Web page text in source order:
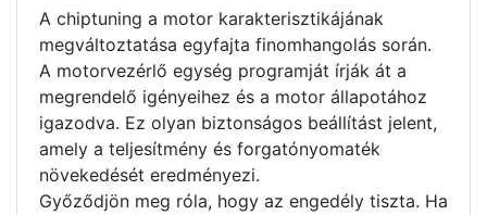
A chiptuning a motor karakterisztikájának
megváltoztatása egyfajta finomhangolás során.
A motorvezérlő egység programját írják át a
megrendelő igényeihez és a motor állapotához
igazodva. Ez olyan biztonságos beállítást jelent,
amely a teljesítmény és forgatónyomaték
növekedését eredményezi.
Győződjön meg róla, hogy az engedély tiszta. Ha